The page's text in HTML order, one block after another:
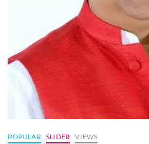
POPULAR SLIDER VIEWS